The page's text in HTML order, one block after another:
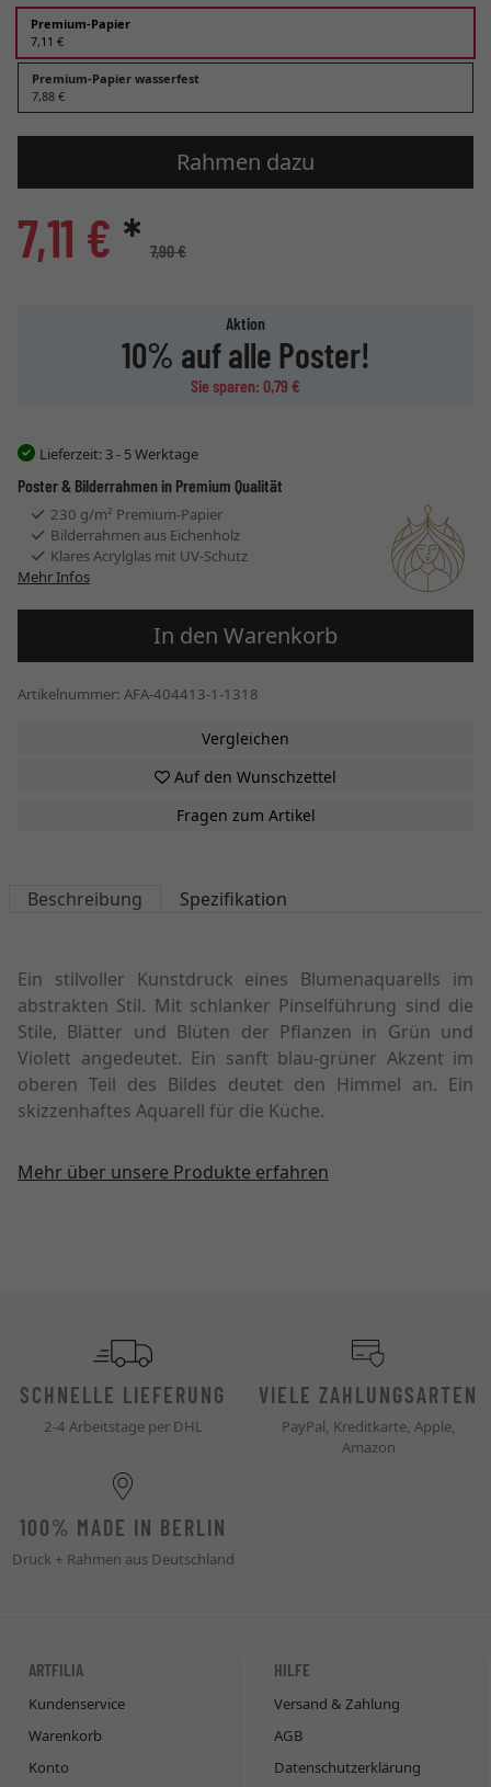
Premium-Papier
7,11 €
Premium-Papier wasserfest
7,88 €
Rahmen dazu
7,11 € * 7,90 €
Aktion
10% auf alle Poster!
Sie sparen: 0,79 €
Lieferzeit: 3 - 5 Werktage
Poster & Bilderrahmen in Premium Qualität
230 g/m² Premium-Papier
Bilderrahmen aus Eichenholz
Klares Acrylglas mit UV-Schutz
Mehr Infos
In den Warenkorb
Artikelnummer: AFA-404413-1-1318
Vergleichen
Auf den Wunschzettel
Fragen zum Artikel
Beschreibung Spezifikation
Ein stilvoller Kunstdruck eines Blumenaquarells im
abstrakten Stil. Mit schlanker Pinselführung sind die
Stile, Blätter und Blüten der Pflanzen in Grün und
Violett angedeutet. Ein sanft blau-grüner Akzent im
oberen Teil des Bildes deutet den Himmel an. Ein
skizzenhaftes Aquarell für die Küche.
Mehr über unsere Produkte erfahren
SCHNELLE LIEFERUNG
2-4 Arbeitstage per DHL
VIELE ZAHLUNGSARTEN
PayPal, Kreditkarte, Apple,
Amazon
100% MADE IN BERLIN
Druck + Rahmen aus Deutschland
ARTFILIA
Kundenservice
Warenkorb
Konto
HILFE
Versand & Zahlung
AGB
Datenschutzerklärung